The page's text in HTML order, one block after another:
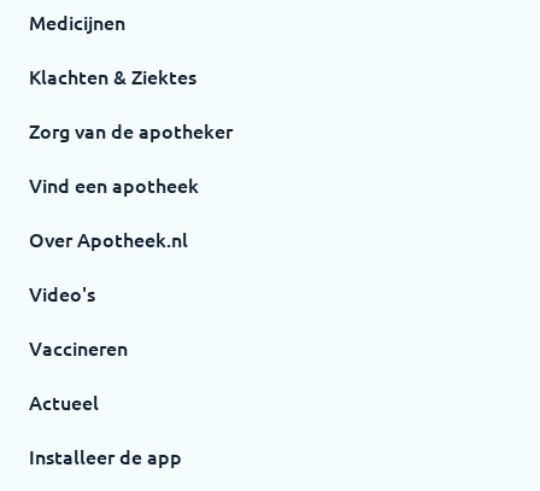
Medicijnen
Klachten & Ziektes
Zorg van de apotheker
Vind een apotheek
Over Apotheek.nl
Video's
Vaccineren
Actueel
Installeer de app